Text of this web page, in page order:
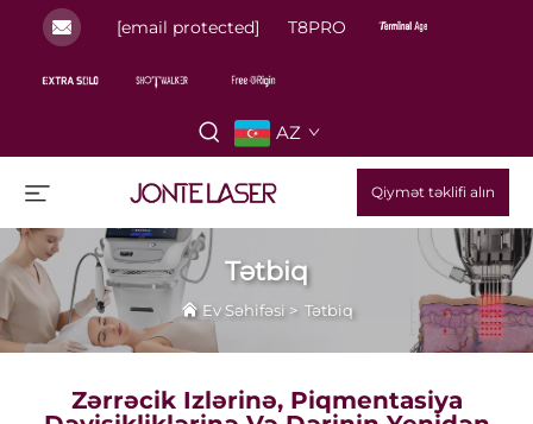
[email protected] T8PRO
AZ
Qiymət təklifi alın
Tətbiq
Ev Səhifəsi > Tətbiq
Zərrəcik Izlərinə, Piqmentasiya